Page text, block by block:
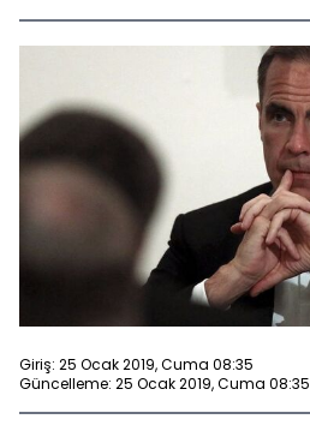
Giriş: 25 Ocak 2019, Cuma 08:35
Güncelleme: 25 Ocak 2019, Cuma 08:35